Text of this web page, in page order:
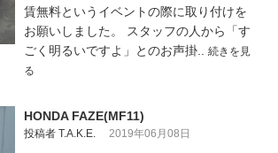
賃無料というイベントの際に取り付けを
お願いしました。 スタッフの人から「す
ごく明るいですよ」とのお声掛.. 続きを見
る
HONDA FAZE(MF11)
投稿者 T.A.K.E. 2019年06月08日